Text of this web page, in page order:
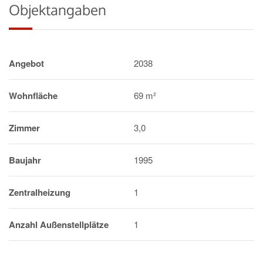
Objektangaben
Angebot 2038
Wohnfläche 69 m²
Zimmer 3,0
Baujahr 1995
Zentralheizung 1
Anzahl Außenstellplätze 1